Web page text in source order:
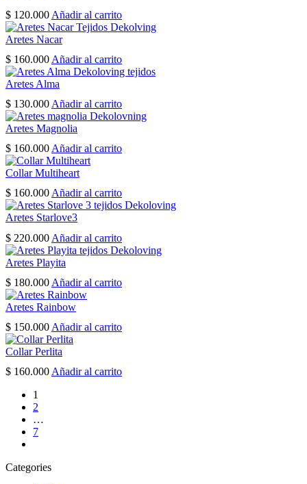
$ 120.000 Añadir al carrito
Aretes Nacar
$ 160.000 Añadir al carrito
Aretes Alma
$ 130.000 Añadir al carrito
Aretes Magnolia
$ 160.000 Añadir al carrito
Collar Multiheart
$ 160.000Añadir al carrito
Aretes Starlove3
$ 220.000 Añadir al carrito
Aretes Playita
$ 180.000 Añadir al carrito
Aretes Rainbow
$ 150.000 Añadir al carrito
Collar Perlita
$ 160.000 Añadir al carrito
1
2
…
7
Categories